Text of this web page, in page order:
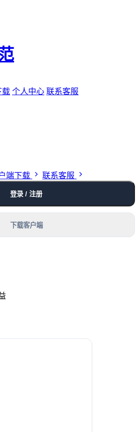
载 个人中心 联系客服
端下载 联系客服
登录 / 注册
下载客户端